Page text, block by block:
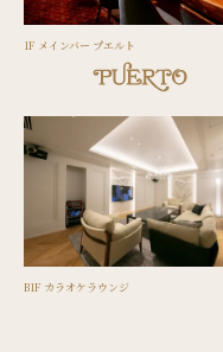
1F メインバー プエルト
B1F カラオケラウンジ